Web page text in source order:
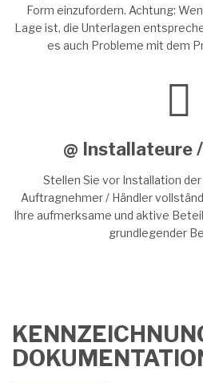
Form einzufordern. Achtung:
Lage ist, die Unterlagen
es auch Probleme mit dem
@ Installateure
Stellen Sie vor Installation
Auftragnehmer / Händler
Ihre aufmerksame und aktive
grundlegender